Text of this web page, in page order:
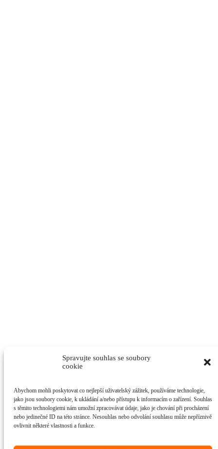
Spravujte souhlas se soubory
cookie
Abychom mohli poskytovat co nejlepší uživatelský zážitek, používáme technologie,
jako jsou soubory cookie, k ukládání a/nebo přístupu k informacím o zařízení. Souhlas
s těmito technologiemi nám umožní zpracovávat údaje, jako je chování při procházení
nebo jedinečné ID na této stránce. Nesouhlas nebo odvolání souhlasu může nepříznivě
ovlivnit některé vlastnosti a funkce.